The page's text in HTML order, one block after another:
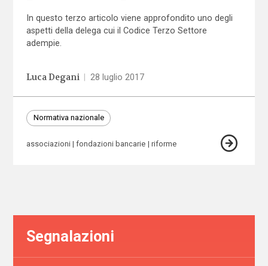
In questo terzo articolo viene approfondito uno degli
aspetti della delega cui il Codice Terzo Settore
adempie.
Luca Degani | 28 luglio 2017
Normativa nazionale
associazioni fondazioni bancarie riforme
Segnalazioni